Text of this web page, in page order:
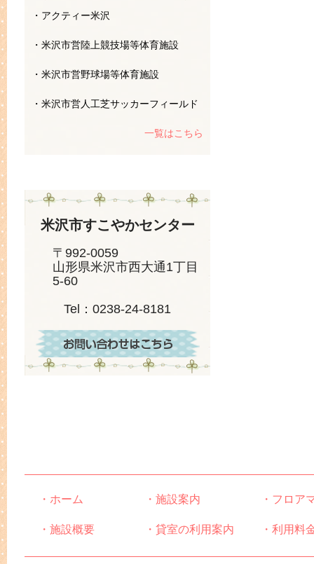
・アクティー米沢
・米沢市営陸上競技場等体育施設
・米沢市営野球場等体育施設
・米沢市営人工芝サッカーフィールド
一覧はこちら
米沢市すこやかセンター
〒992-0059
山形県米沢市西大通1丁目
5-60
Tel：0238-24-8181
・ホーム
・施設概要
・施設案内
・貸室の利用案内
・フロア
・利用料